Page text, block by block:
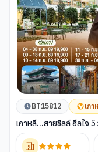
BT15812 เกา
เกาหลี...สายชิลล์ ฮีลใจ